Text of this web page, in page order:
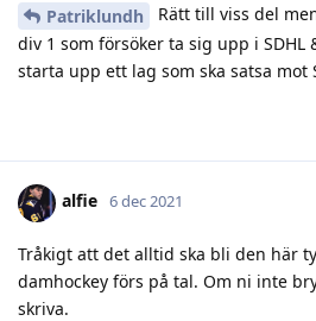
Patriklundh
Rätt till viss del
div 1 som försöker ta sig upp i
starta upp ett lag som ska satsa mot
alfie 6 dec 2021
Tråkigt att det alltid ska bli den här
damhockey förs på tal. Om ni inte
skriva.